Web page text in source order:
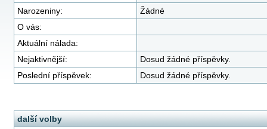
Narozeniny:
Žádné
O vás:
Aktuální nálada:
Nejaktivnější:
Dosud žádné příspěvky.
Poslední příspěvek:
Dosud žádné příspěvky.
další volby